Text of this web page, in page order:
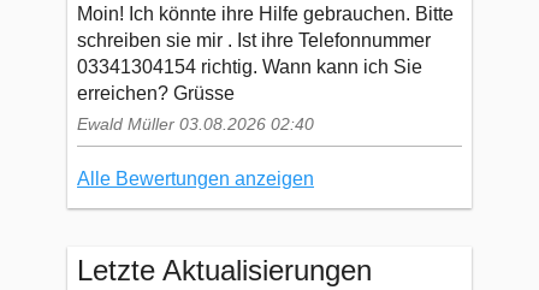
Moin! Ich könnte ihre Hilfe gebrauchen. Bitte
schreiben sie mir . Ist ihre Telefonnummer
03341304154 richtig. Wann kann ich Sie
erreichen? Grüsse
Ewald Müller 03.08.2026 02:40
Alle Bewertungen anzeigen
Letzte Aktualisierungen